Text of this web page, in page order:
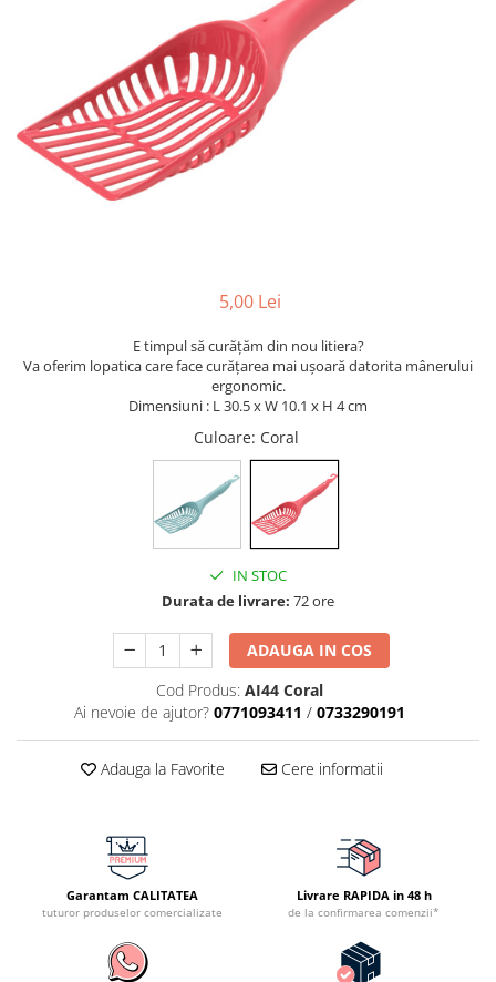
5,00 Lei
E timpul să curățăm din nou litiera?
Va oferim lopatica care face curățarea mai ușoară datorita mânerului
ergonomic.
Dimensiuni : L 30.5 x W 10.1 x H 4 cm
Culoare: Coral
IN STOC
Durata de livrare: 72 ore
ADAUGA IN COS
Cod Produs: AI44 Coral
Ai nevoie de ajutor? 0771093411 / 0733290191
Adauga la Favorite Cere informatii
Garantam CALITATEA
tuturor produselor comercializate
Livrare RAPIDA in 48 h
de la confirmarea comenzii*